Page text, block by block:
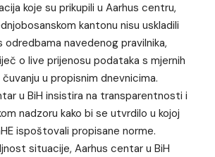
koje su prikupili u Aarhus centru,
kantonu nisu uskladili
navedenog pravilnika,
o live prijenosu podataka s mjernih
u propisnim dnevnicima.
u BiH insistira na transparentnosti i
nadzoru kako bi se utvrdilo u kojoj
ispoštovali propisane norme.
situacije, Aarhus centar u BiH